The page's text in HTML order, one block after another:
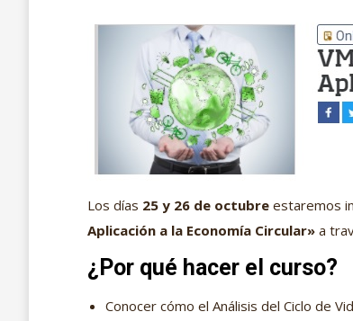
Los días 25 y 26 de octubre estaremos
Aplicación a la Economía Circular» a
¿Por qué hacer el curso?
Conocer cómo el Análisis del Ciclo de